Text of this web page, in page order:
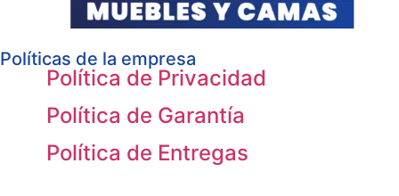
Políticas de la empresa
Política de Privacidad
Política de Garantía
Política de Entregas